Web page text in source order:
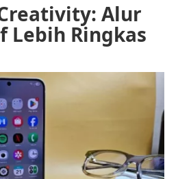
Alur
Lebih Ringkas